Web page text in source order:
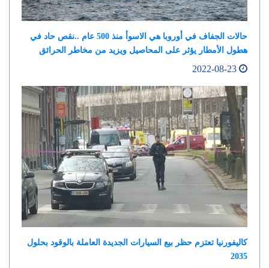
حالات الجفاف في أوروبا هي الاسوأ منذ 500 عام ..نقص حاد في
هطول الأمطار يؤثر على المحاصيل ويزيد من مخاطر الحرائق
كاليفورنيا تعتزم حظر بيع السيارات الجديدة العاملة بالوقود بحلول
2035